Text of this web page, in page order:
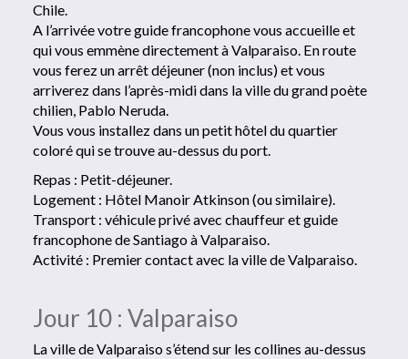
Chile.
A l’arrivée votre guide francophone vous accueille et
qui vous emmène directement à Valparaiso. En route
vous ferez un arrêt déjeuner (non inclus) et vous
arriverez dans l’après-midi dans la ville du grand poète
chilien, Pablo Neruda.
Vous vous installez dans un petit hôtel du quartier
coloré qui se trouve au-dessus du port.
Repas : Petit-déjeuner.
Logement : Hôtel Manoir Atkinson (ou similaire).
Transport : véhicule privé avec chauffeur et guide
francophone de Santiago à Valparaiso.
Activité : Premier contact avec la ville de Valparaiso.
Jour 10 : Valparaiso
La ville de Valparaiso s’étend sur les collines au-dessus